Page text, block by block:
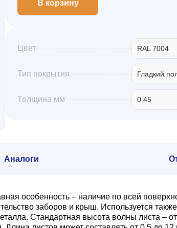
В корзину
Цвет RAL 7004
Тип покрытия Гладкий
Толщина мм 0.45
Аналоги
особенность – наличие по всей
заборов и крыш. Используется
Стандартная высота волны листа –